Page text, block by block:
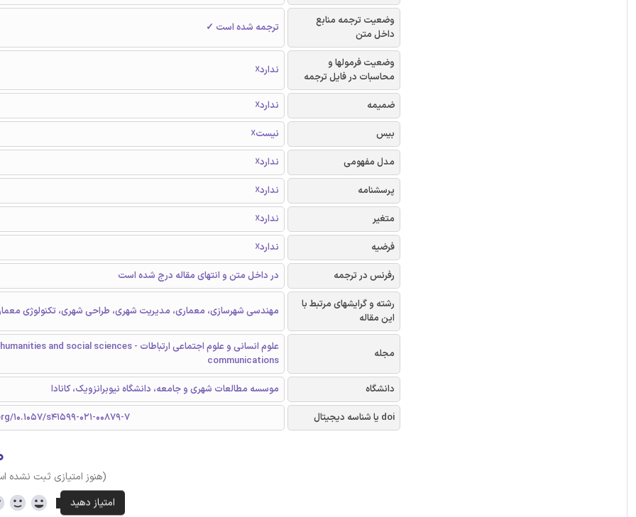
وضعیت ترجمه منابع
داخل متن
ترجمه شده است ✓
وضعیت فرمولها و
محاسبات در فایل ترجمه
ندارد☓
ضمیمه
ندارد☓
بیس
نیست☓
مدل مفهومی
ندارد☓
پرسشنامه
ندارد☓
متغیر
ندارد☓
فرضیه
ندارد☓
رفرنس در ترجمه
در داخل متن و انتهای مقاله درج شده است
رشته و گرایشهای مرتبط با
این مقاله
مهندسی شهرسازی، معماری، مدیریت شهری، طراحی شهری، تکنولوژی
مجله
علوم انسانی و علوم اجتماعی ارتباطات - humanities and social sciences
communications
دانشگاه
موسسه مطالعات شهری و جامعه، دانشگاه نیوبرانزویک، کانادا
doi یا شناسه دیجیتال
10.1057/s41599-021-00879-7
(هنوز امتیازی ثبت نشده